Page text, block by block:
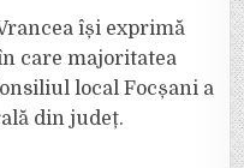
își exprimă
care majoritatea
local Focșani a
din județ.